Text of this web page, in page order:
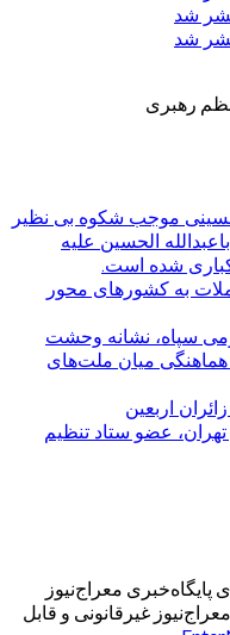
شد
شد
رهبری
موجب شکوه بی نظیر
الحسین علیه
شده است.
به کشورهای محور
سپاه، نشانه‌ وحشت
هماهنگی میان ملت‌های
تهران، عضو ستاد تنظیم
معراج‌نیوز
غیرقانونی و قابل